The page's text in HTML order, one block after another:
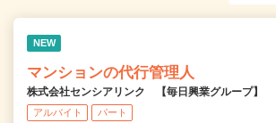
NEW
マンションの代行管理人
株式会社センシアリンク 【毎日興業グループ】
アルバイト パート